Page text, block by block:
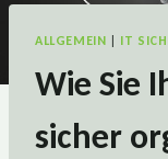
ALLGEMEIN | IT
Wie Sie
sicher